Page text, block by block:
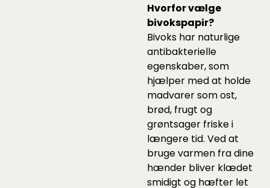
Hvorfor vælge
bivokspapir?
Bivoks har naturlige
antibakterielle
egenskaber, som
hjælper med at holde
madvarer som ost,
brød, frugt og
grøntsager friske i
længere tid. Ved at
bruge varmen fra dine
hænder bliver klædet
smidigt og hæfter let